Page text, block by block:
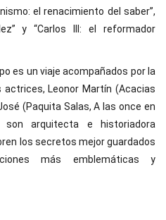
el renacimiento del saber”,
y “Carlos III: el reformador
es un viaje acompañados por la
Leonor Martín (Acacias
(Paquita Salas, A las once en
son arquitecta e historiadora
los secretos mejor guardados
más emblemáticas y